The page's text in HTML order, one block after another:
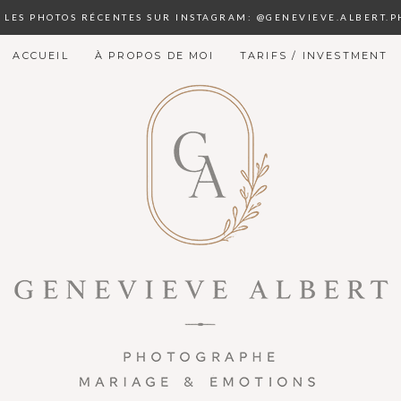
LES PHOTOS RÉCENTES SUR INSTAGRAM:
ACCUEIL À PROPOS DE MOI TARIFS / INVESTMENT